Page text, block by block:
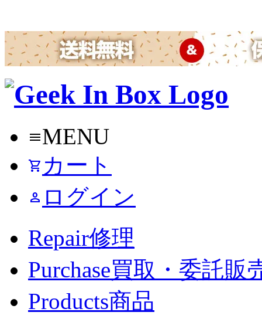
menuMENU
shopping_cart カート
person ログイン
Repair修理
Purchase買取・委託販
Products商品